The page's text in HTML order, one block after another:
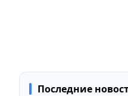
Последние